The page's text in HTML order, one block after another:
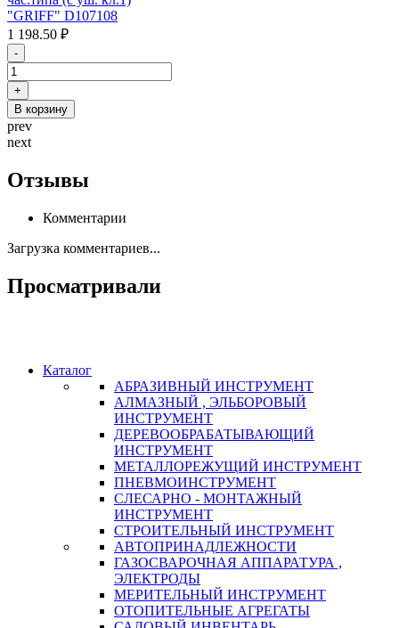
"GRIFF" D107108
1 198.50 ₽
-
+
В корзину
prev
next
Отзывы
Комментарии
Загрузка комментариев...
Просматривали
Каталог
АБРАЗИВНЫЙ ИНСТРУМЕНТ
АЛМАЗНЫЙ , ЭЛЬБОРОВЫЙ
ИНСТРУМЕНТ
ДЕРЕВООБРАБАТЫВАЮЩИЙ
ИНСТРУМЕНТ
МЕТАЛЛОРЕЖУЩИЙ ИНСТРУМЕНТ
ПНЕВМОИНСТРУМЕНТ
СЛЕСАРНО - МОНТАЖНЫЙ
ИНСТРУМЕНТ
СТРОИТЕЛЬНЫЙ ИНСТРУМЕНТ
АВТОПРИНАДЛЕЖНОСТИ
ГАЗОСВАРОЧНАЯ АППАРАТУРА ,
ЭЛЕКТРОДЫ
МЕРИТЕЛЬНЫЙ ИНСТРУМЕНТ
ОТОПИТЕЛЬНЫЕ АГРЕГАТЫ